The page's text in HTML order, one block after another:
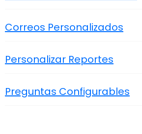
Correos Personalizados
Personalizar Reportes
Preguntas Configurables